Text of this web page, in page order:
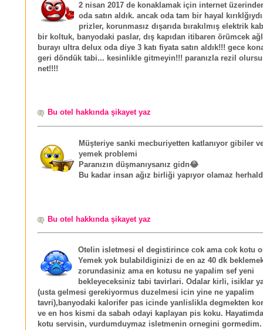
2 nisan 2017 de konaklamak için internet
oda satın aldık. ancak oda tam bir hayal
prizler, korunmasız dışarıda bırakılmış elektrik
bir koltuk, banyodaki paslar, dış kapıdan itibaren örümcek
burayı ultra delux oda diye 3 katı fiyata satın aldık!!! gece
geri döndük tabi... kesinlikle gitmeyin!!! paranızla rezil
net!!!!
Bu otel hakkında şikayet yaz
Müşteriye sanki mecburiyetten katlanıyor gibiler
yemek problemi
Paranızın düşmanıysanız gidn😂
Bu kadar insan ağız birliği yapıyor olamaz
Bu otel hakkında şikayet yaz
Otelin isletmesi el degistirince cok ama cok kotu
Yemek yok bulabildiginizi de en az 40 dk
zorundasiniz ama en kotusu ne yapalim sef yeni
bekleyeceksiniz tabi tavirlari. Odalar kirli, isiklar
(usta gelmesi gerekiyormus duzelmesi icin yine ne yapalim
tavri),banyodaki kalorifer pas icinde yanlislikla degmekten
ve en hos kismi da sabah odayi kaplayan pis koku.
kotu servisin, vurdumduymaz isletmenin ornegini